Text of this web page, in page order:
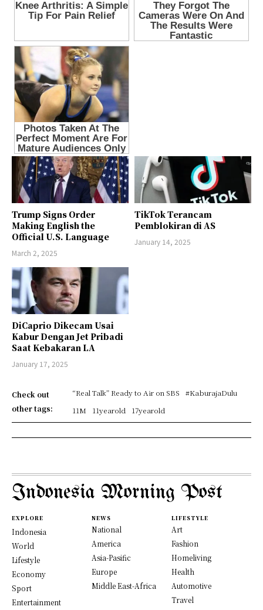
Trump Signs Order
Making English the
Official U.S. Language
March 2, 2025
TikTok Terancam
Pemblokiran di AS
January 14, 2025
DiCaprio Dikecam Usai
Kabur Dengan Jet Pribadi
Saat Kebakaran LA
January 17, 2025
Check out
other tags:
“Real Talk” Ready to Air on SBS
#KaburajaDulu
11M
11yearold 17yearold
Indonesia Morning Post
EXPLORE
Indonesia
World
Lifestyle
Economy
Sport
Entertainment
NEWS
National
America
Asia-Pasific
Europe
Middle East-Africa
LIFESTYLE
Art
Fashion
Homeliving
Health
Automotive
Travel